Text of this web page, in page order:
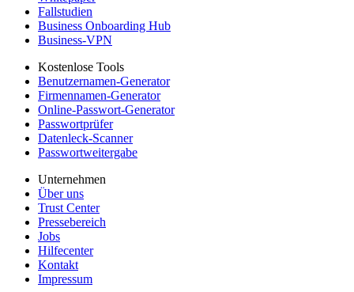
Fallstudien
Business Onboarding Hub
Business-VPN
Kostenlose Tools
Benutzernamen-Generator
Firmennamen-Generator
Online-Passwort-Generator
Passwortprüfer
Datenleck-Scanner
Passwortweitergabe
Unternehmen
Über uns
Trust Center
Pressebereich
Jobs
Hilfecenter
Kontakt
Impressum